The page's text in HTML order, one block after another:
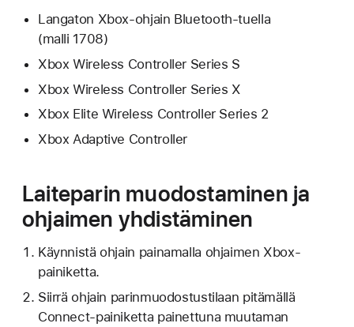
Langaton Xbox-ohjain Bluetooth-tuella
(malli 1708)
Xbox Wireless Controller Series S
Xbox Wireless Controller Series X
Xbox Elite Wireless Controller Series 2
Xbox Adaptive Controller
Laiteparin muodostaminen ja
ohjaimen yhdistäminen
Käynnistä ohjain painamalla ohjaimen Xbox-
painiketta.
Siirrä ohjain parinmuodostustilaan pitämällä
Connect-painiketta painettuna muutaman